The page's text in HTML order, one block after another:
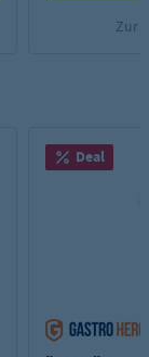
Zur
Deal